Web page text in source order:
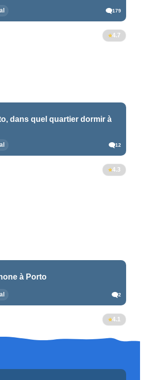
179
4.7
dans quel quartier dormir à
12
4.3
à Porto
2
4.1